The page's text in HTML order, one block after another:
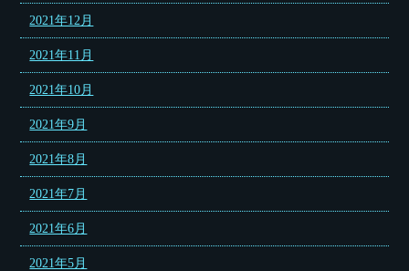
2021年12月
2021年11月
2021年10月
2021年9月
2021年8月
2021年7月
2021年6月
2021年5月